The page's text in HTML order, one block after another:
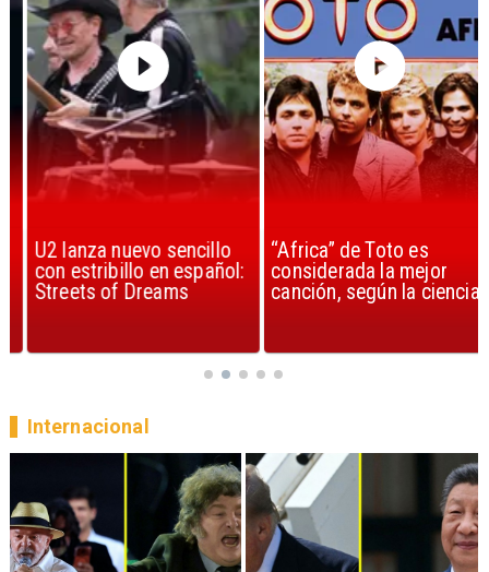
U2 lanza nuevo sencillo
con estribillo en español:
Streets of Dreams
“Africa” de Toto es
considerada la mejor
canción, según la ciencia
Internacional